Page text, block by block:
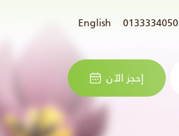
0133334050
English
إحجز الآن